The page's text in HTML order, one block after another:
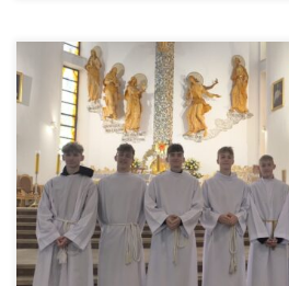
W sobotę 9 listopada na Mszy św. o
w Tarnowie 9 chłopców z naszej parafii
kursie przygotowawczym zostało
włączonych do grona Lektorów, którzy
czytać Słowo Boże. Serdeczne
rodziców.